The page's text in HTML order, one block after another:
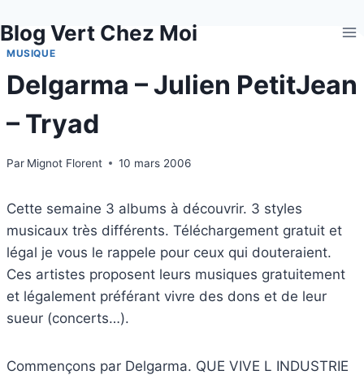
au
contenu
Blog Vert Chez Moi
MUSIQUE
Delgarma – Julien PetitJean
– Tryad
Par Mignot Florent 10 mars 2006
Cette semaine 3 albums à découvrir. 3 styles
musicaux très différents. Téléchargement gratuit et
légal je vous le rappele pour ceux qui douteraient.
Ces artistes proposent leurs musiques gratuitement
et légalement préférant vivre des dons et de leur
sueur (concerts…).
Commençons par Delgarma. QUE VIVE L INDUSTRIE